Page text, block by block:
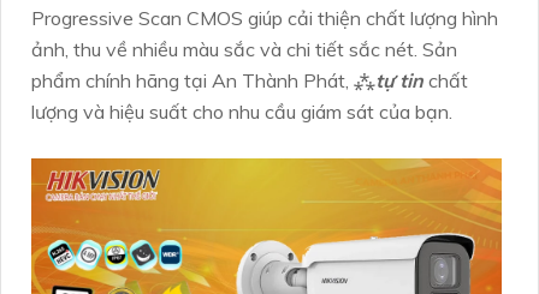
Progressive Scan CMOS giúp cải thiện chất lượng hình
ảnh, thu về nhiều màu sắc và chi tiết sắc nét. Sản
phẩm chính hãng tại An Thành Phát, ⁂tự tin chất
lượng và hiệu suất cho nhu cầu giám sát của bạn.